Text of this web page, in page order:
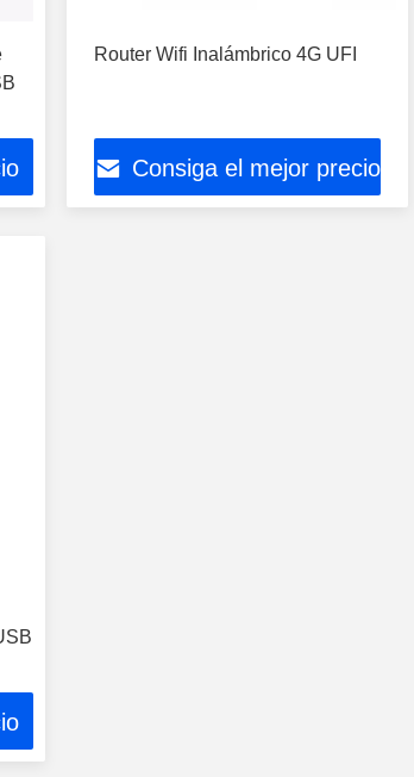
Router Wifi Inalámbrico 4G UFI
Consiga el mejor precio